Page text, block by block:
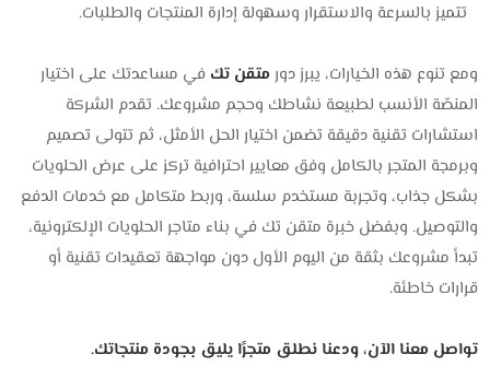
تتميز بالسرعة والاستقرار وسهولة إدارة المنتجات والطلبات.
ومع تنوع هذه الخيارات، يبرز دور متقن تك في مساعدتك على اختيار
المنصّة الأنسب لطبيعة نشاطك وحجم مشروعك. تقدم الشركة
استشارات تقنية دقيقة تضمن اختيار الحل الأمثل، ثم تتولى تصميم
وبرمجة المتجر بالكامل وفق معايير احترافية تركز على عرض الحلويات
بشكل جذاب، وتجربة مستخدم سلسة، وربط متكامل مع خدمات الدفع
والتوصيل. وبفضل خبرة متقن تك في بناء متاجر الحلويات الإلكترونية،
تبدأ مشروعك بثقة من اليوم الأول دون مواجهة تعقيدات تقنية أو
قرارات خاطئة.
تواصل معنا الآن، ودعنا نطلق متجرًا يليق بجودة منتجاتك.